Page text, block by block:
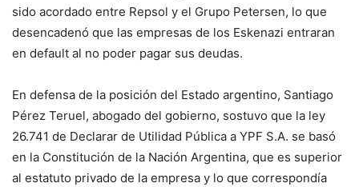
sido acordado entre Repsol y el Grupo Petersen, lo que
desencadenó que las empresas de los Eskenazi entraran
en default al no poder pagar sus deudas.
En defensa de la posición del Estado argentino, Santiago
Pérez Teruel, abogado del gobierno, sostuvo que la ley
26.741 de Declarar de Utilidad Pública a YPF S.A. se basó
en la Constitución de la Nación Argentina, que es superior
al estatuto privado de la empresa y lo que correspondía